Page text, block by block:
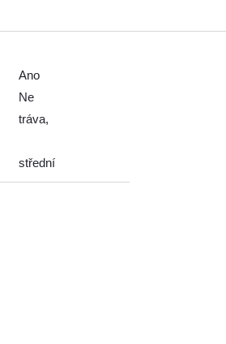
Ano
Ne
tráva,
střední